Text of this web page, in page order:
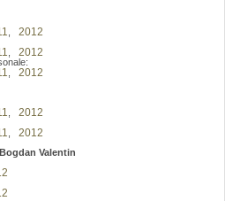
2012
2012
2012
2012
2012
Valentin